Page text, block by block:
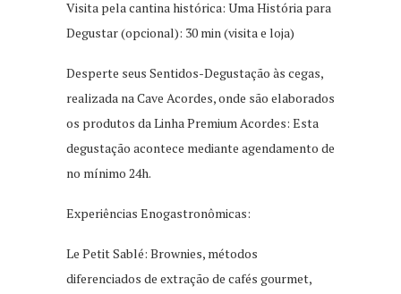
Visita pela cantina histórica: Uma História para
Degustar (opcional): 30 min (visita e loja)
Desperte seus Sentidos-Degustação às cegas,
realizada na Cave Acordes, onde são elaborados
os produtos da Linha Premium Acordes: Esta
degustação acontece mediante agendamento de
no mínimo 24h.
Experiências Enogastronômicas:
Le Petit Sablé: Brownies, métodos
diferenciados de extração de cafés gourmet,